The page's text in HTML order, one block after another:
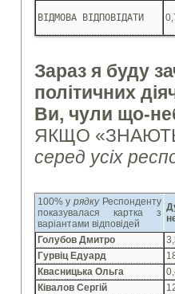
ВІДМОВА ВІДПОВІДАТИ
Зараз я буду
політичних
Ви, чули що-
ЯКЩО
серед усіх
100% у рядку Респонденту
показувалася картка з
варіантами відповідей
Голубов Дмитро
Гурвіц Едуард
Квасницька Ольга
Ківалов Сергій